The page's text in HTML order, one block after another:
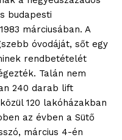
budapesti
márciusában. A
óvodáját, sőt egy
rendbetételét
Talán nem
240 darab lift
120 lakóházakban
az évben a Sütő
március 4-én